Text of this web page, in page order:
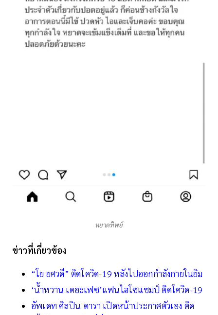
หยาดทิพย์
ข่าวที่เกี่ยวข้อง
“โย ยศวดี” ติดโควิด-19 หลังไปออกกำลังกายในยิม
‘น้ำหวาน เดอะเฟซ’แฟนไฮโซแชมป์ ติดโควิด-19
อัพเดท ศิลปิน-ดารา เปิดหน้าประกาศตัวเอง ติด